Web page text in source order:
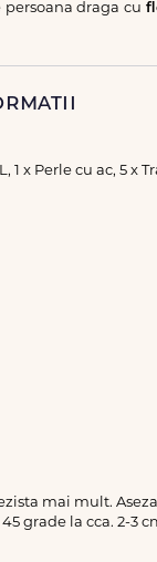
draga cu
1 x Perle cu ac, 5 x
mai mult.
grade la cca. 2-3